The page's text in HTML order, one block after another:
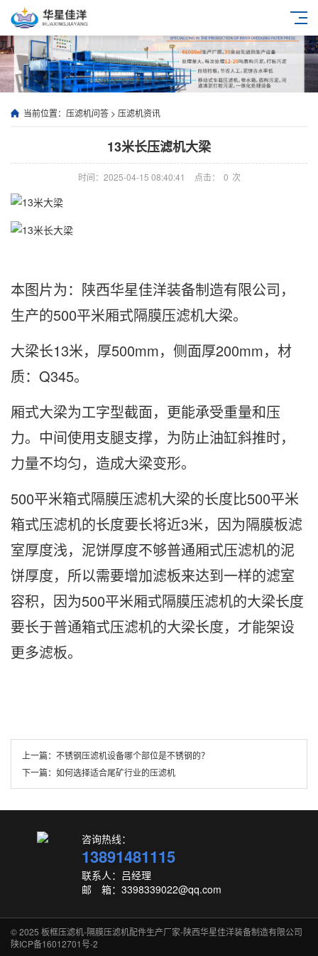
当前位置： 压滤机问答 > 压滤机资讯
13米长压滤机大梁
时间：2025-04-15 08:40:41 点击： 0 次
本图片为：陕西华星佳洋装备制造有限公司，
生产的500平米厢式隔膜压滤机大梁。
大梁长13米，厚500mm，侧面厚200mm，材
质：Q345。
厢式大梁为工字型截面，更能承受重量和压
力。中间使用支腿支撑，为防止油缸斜推时，
力量不均匀，造成大梁变形。
500平米箱式隔膜压滤机大梁的长度比500平米
箱式压滤机的长度要长将近3米，因为隔膜板滤
室厚度浅，泥饼厚度不够普通厢式压滤机的泥
饼厚度，所以需要增加滤板来达到一样的滤室
容积，因为500平米厢式隔膜压滤机的大梁长度
要长于普通箱式压滤机的大梁长度，才能架设
更多滤板。
上一篇： 不锈钢压滤机设备哪个部位是不锈钢的？
下一篇： 如何选择适合尾矿行业的压滤机
咨询热线：
13891481115
联系人：吕经理
邮 箱：3398339022@qq.com
© 2025 板框压滤机-隔膜压滤机配件生产厂家-陕西华星佳洋装备制造有限公司
陕ICP备16012701号-2